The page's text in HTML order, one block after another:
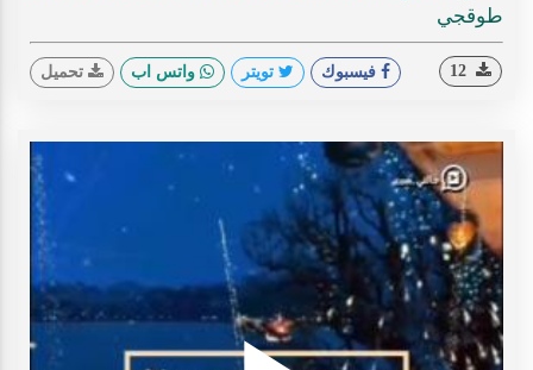
طوقجي
فيسبوك تويتر واتس اب تحميل